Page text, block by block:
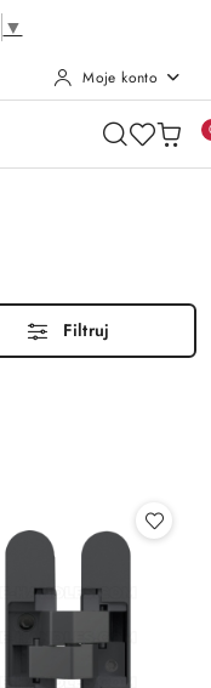
▼
Moje konto
Filtruj